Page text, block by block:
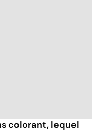
colorant, lequel